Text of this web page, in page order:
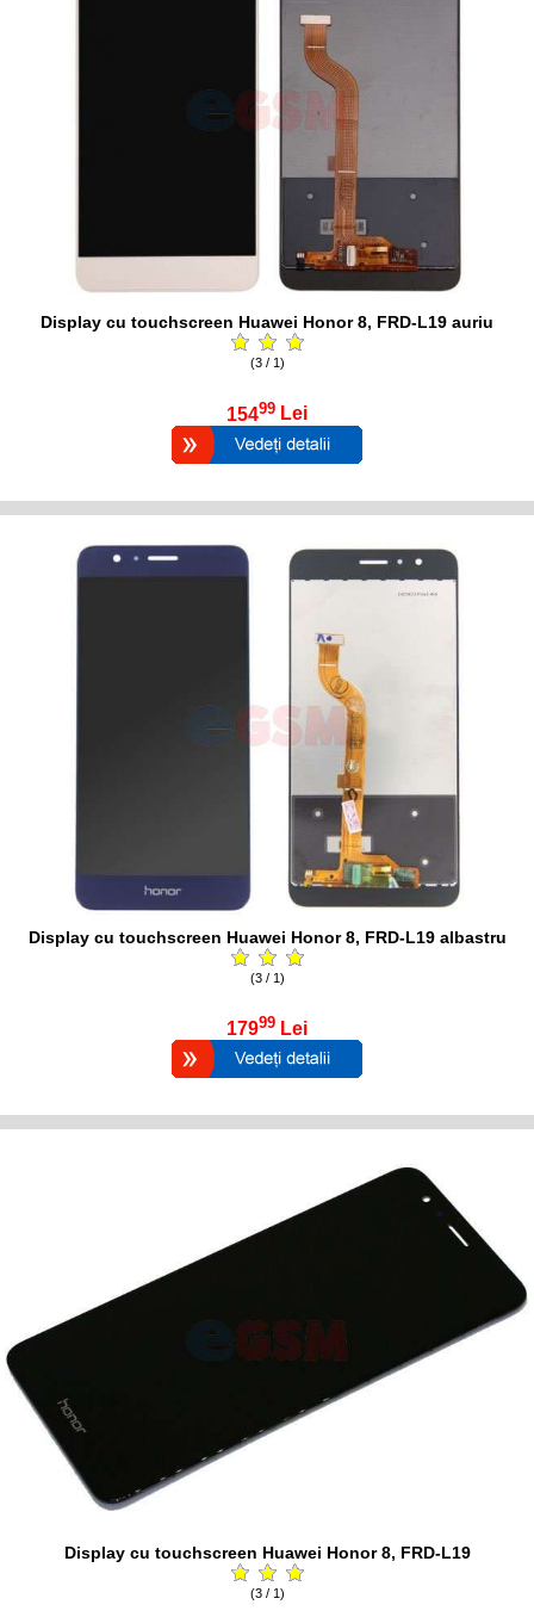
Display cu touchscreen Huawei Honor 8, FRD-L19 auriu
(3 / 1)
15499 Lei
Display cu touchscreen Huawei Honor 8, FRD-L19 albastru
(3 / 1)
17999 Lei
Display cu touchscreen Huawei Honor 8, FRD-L19
(3 / 1)